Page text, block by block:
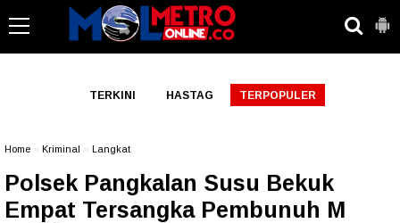
TERKINI HASTAG TERPOPULER
Home Kriminal Langkat
Polsek Pangkalan Susu Bekuk
Empat Tersangka Pembunuh M